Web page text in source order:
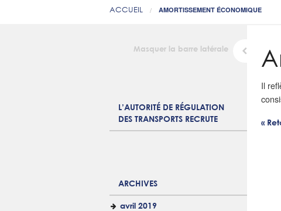
ACCUEIL AMORTISSEMENT ÉCONOMIQUE
Masquer la barre latérale
L’AUTORITÉ DE RÉGULATION
DES TRANSPORTS RECRUTE
ARCHIVES
avril 2019
Il
«